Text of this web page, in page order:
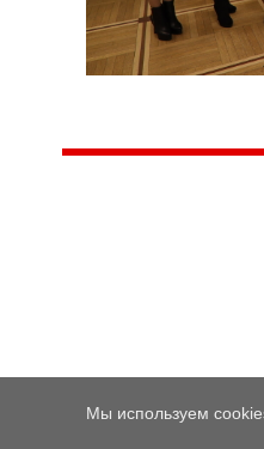
Мы используем